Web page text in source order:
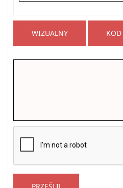
WIZUALNY KOD